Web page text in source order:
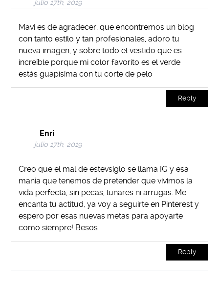
julio 17th, 2019
Mavi es de agradecer, que encontremos un blog
con tanto estilo y tan profesionales, adoro tu
nueva imagen, y sobre todo el vestido que es
increíble porque mi color favorito es el verde
estás guapísima con tu corte de pelo
Reply
Enri
julio 17th, 2019
Creo que el mal de estevsiglo se llama IG y esa
manía que tenemos de pretender que vivimos la
vida perfecta, sin pecas, lunares ni arrugas. Me
encanta tu actitud, ya voy a seguirte en Pinterest y
espero por esas nuevas metas para apoyarte
como siempre! Besos
Reply